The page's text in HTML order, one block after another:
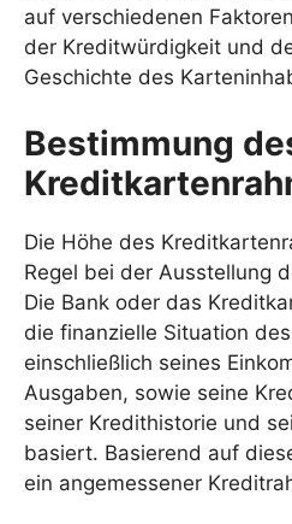
auf verschiedenen
der Kreditwürdigkeit und
Geschichte des
Bestimmung
Die Höhe des
Regel bei der Ausstellung
Die Bank oder das
die finanzielle Situation
einschließlich seines
Ausgaben, sowie seine
seiner Kredithistorie und
basiert. Basierend auf
ein angemessener